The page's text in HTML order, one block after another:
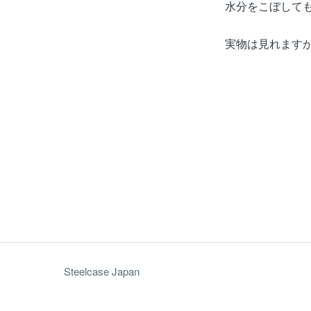
水分をこぼして
実物は見れます
Steelcase Japan